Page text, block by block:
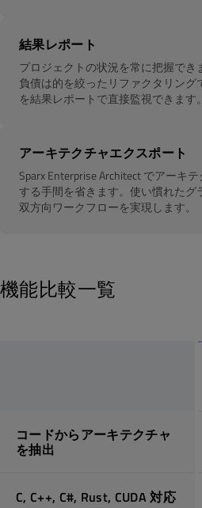
結果レポート
プロジェクトの状況を常に把握でき
負債は的を絞ったリファクタリング
を結果レポートで直接監視できます。
アーキテクチャエクスポート
Sparx Enterprise Architect でアーキ
する手間を省きます。使い慣れたグ
双方向ワークフローを実現します。
機能比較一覧
コードからアーキテクチャ
を抽出
C, C++, C#, Rust, CUDA 対応